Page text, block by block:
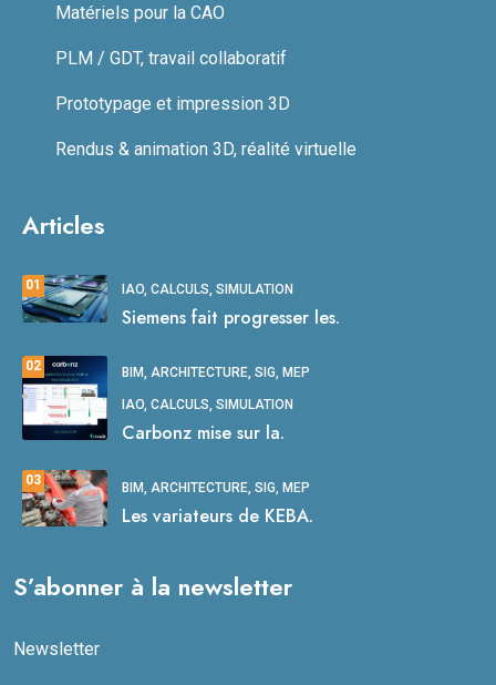
Matériels pour la CAO
PLM / GDT, travail collaboratif
Prototypage et impression 3D
Rendus & animation 3D, réalité virtuelle
Articles
01 IAO, CALCULS, SIMULATION
Siemens fait progresser les.
02 BIM, ARCHITECTURE, SIG, MEP
IAO, CALCULS, SIMULATION
Carbonz mise sur la.
03 BIM, ARCHITECTURE, SIG, MEP
Les variateurs de KEBA.
S’abonner à la newsletter
Newsletter